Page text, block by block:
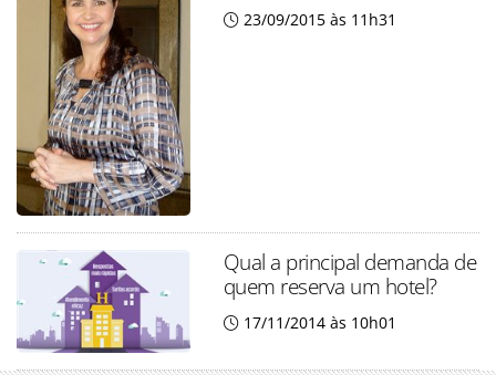
23/09/2015 às 11h31
Qual a principal demanda de
quem reserva um hotel?
17/11/2014 às 10h01